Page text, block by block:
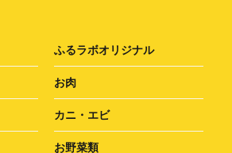
ふるラボオリジナル
お肉
カニ・エビ
お野菜類